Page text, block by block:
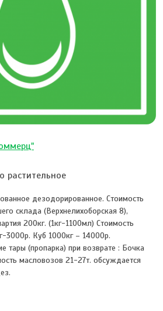
растительное
дезодорированное. Стоимость
склада (Верхнелихоборская 8),
200кг. (1кг-1100мл) Cтоимость
3000р. Куб 1000кг – 14000р.
тары (пропарка) при возврате : Бочка
масловозов 21-27т. обсуждается